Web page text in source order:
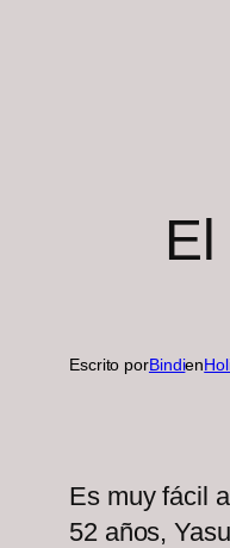
Escrito porBindien
Es muy fácil
52 años,